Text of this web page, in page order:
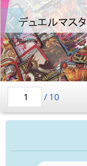
/ 10